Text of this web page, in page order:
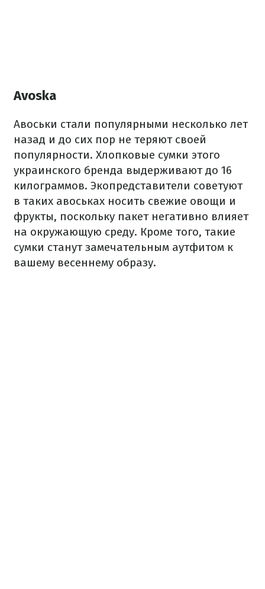
Avoska
Авоськи стали популярными несколько лет
назад и до сих пор не теряют своей
популярности. Хлопковые сумки этого
украинского бренда выдерживают до 16
килограммов. Экопредставители советуют
в таких авоськах носить свежие овощи и
фрукты, поскольку пакет негативно влияет
на окружающую среду. Кроме того, такие
сумки станут замечательным аутфитом к
вашему весеннему образу.